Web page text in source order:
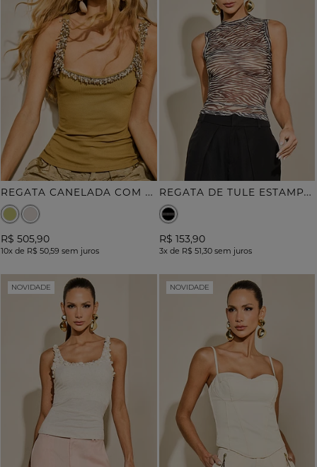
R
EGATA CANELADA COM BORDADO
R$ 505,90
10x de R$ 50,59 sem juros
R
EGATA DE TULE ESTAMPA HORIZONTE MONOCROMÁTICO
R$ 153,90
3xde R$ 51,30sem juros
NOVIDADE NOVIDADE